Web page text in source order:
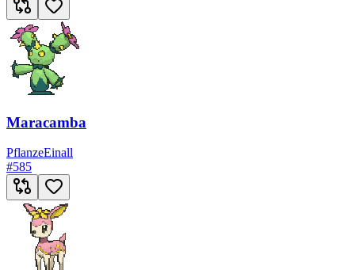
Maracamba
PflanzeEinall
#585